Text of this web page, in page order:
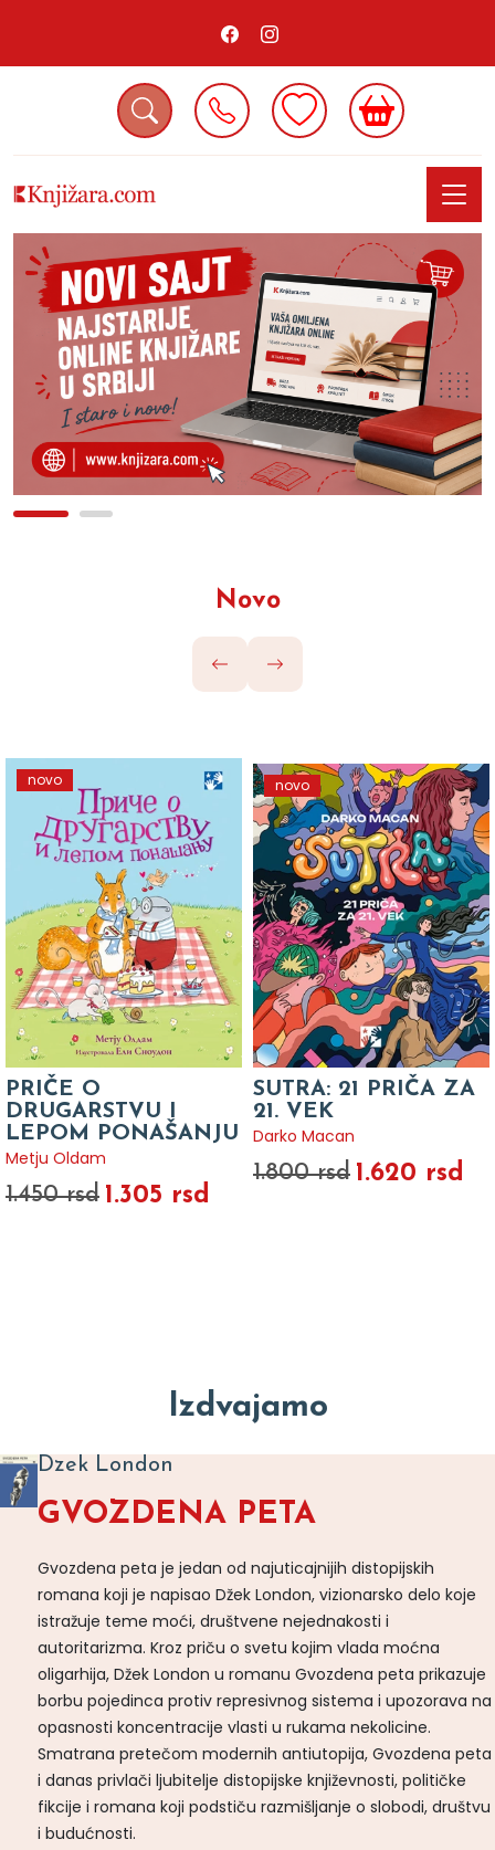
Novo
novo
PRIČE O
DRUGARSTVU I
LEPOM PONAŠANJU
Metju Oldam
1.450 rsd 1.305 rsd
novo
SUTRA: 21 PRIČA ZA
21. VEK
Darko Macan
1.800 rsd 1.620 rsd
Izdvajamo
Dzek London
GVOZDENA PETA
Gvozdena peta je jedan od najuticajnijih distopijskih
romana koji je napisao Džek London, vizionarsko delo koje
istražuje teme moći, društvene nejednakosti i
autoritarizma. Kroz priču o svetu kojim vlada moćna
oligarhija, Džek London u romanu Gvozdena peta prikazuje
borbu pojedinca protiv represivnog sistema i upozorava na
opasnosti koncentracije vlasti u rukama nekolicine.
Smatrana pretečom modernih antiutopija, Gvozdena peta
i danas privlači ljubitelje distopijske književnosti, političke
fikcije i romana koji podstiču razmišljanje o slobodi, društvu
i budućnosti.